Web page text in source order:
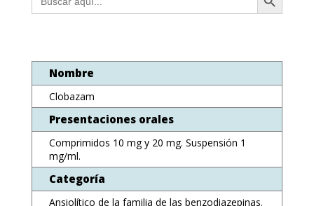
Nombre
Clobazam
Presentaciones orales
Comprimidos 10 mg y 20 mg. Suspensión 1
mg/ml.
Categoría
Ansiolítico de la familia de las benzodiazepinas.